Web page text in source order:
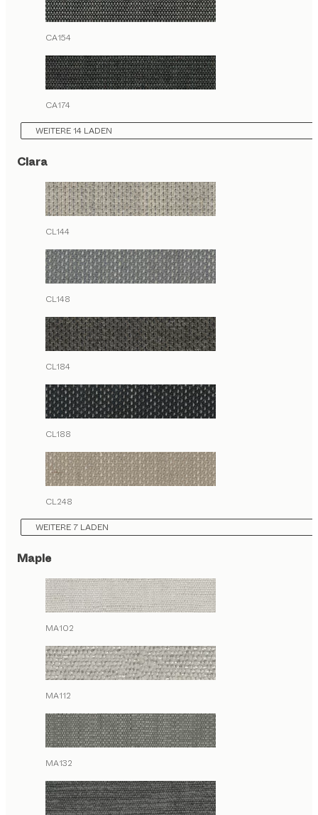
CA154
CA174
WEITERE 14 LADEN
Clara
CL144
CL148
CL184
CL188
CL248
WEITERE 7 LADEN
Maple
MA102
MA112
MA132